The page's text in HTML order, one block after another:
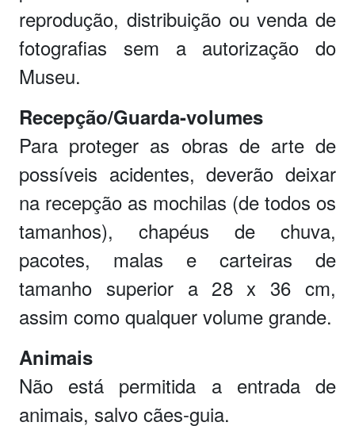
reprodução, distribuição ou venda de
fotografias sem a autorização do
Museu.
Recepção/Guarda-volumes
Para proteger as obras de arte de
possíveis acidentes, deverão deixar
na recepção as mochilas (de todos os
tamanhos), chapéus de chuva,
pacotes, malas e carteiras de
tamanho superior a 28 x 36 cm,
assim como qualquer volume grande.
Animais
Não está permitida a entrada de
animais, salvo cães-guia.